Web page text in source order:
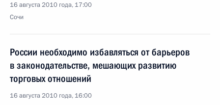
16 августа 2010 года, 17:00
Сочи
России необходимо избавляться от барьеров
в законодательстве, мешающих развитию
торговых отношений
16 августа 2010 года, 16:00